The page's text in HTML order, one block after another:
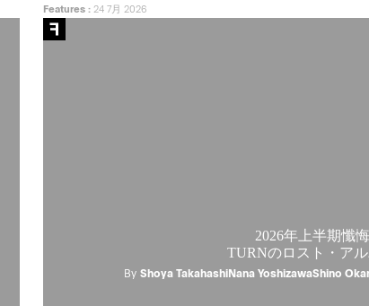
Features:24 7月 2026
2026年上半期懺
TURNのロスト・ア
By Shoya TakahashiNana YoshizawaShino